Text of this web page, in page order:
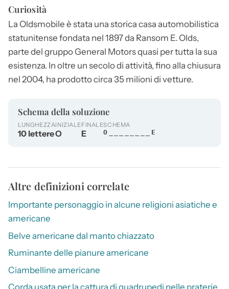
Curiosità
La Oldsmobile è stata una storica casa automobilistica
statunitense fondata nel 1897 da Ransom E. Olds,
parte del gruppo General Motors quasi per tutta la sua
esistenza. In oltre un secolo di attività, fino alla chiusura
nel 2004, ha prodotto circa 35 milioni di vetture.
Schema della soluzione
LUNGHEZZA
10 lettere
INIZIALE
O
FINALE
E
SCHEMA
O________E
Altre definizioni correlate
Importante personaggio in alcune religioni asiatiche e
americane
Belve americane dal manto chiazzato
Ruminante delle pianure americane
Ciambelline americane